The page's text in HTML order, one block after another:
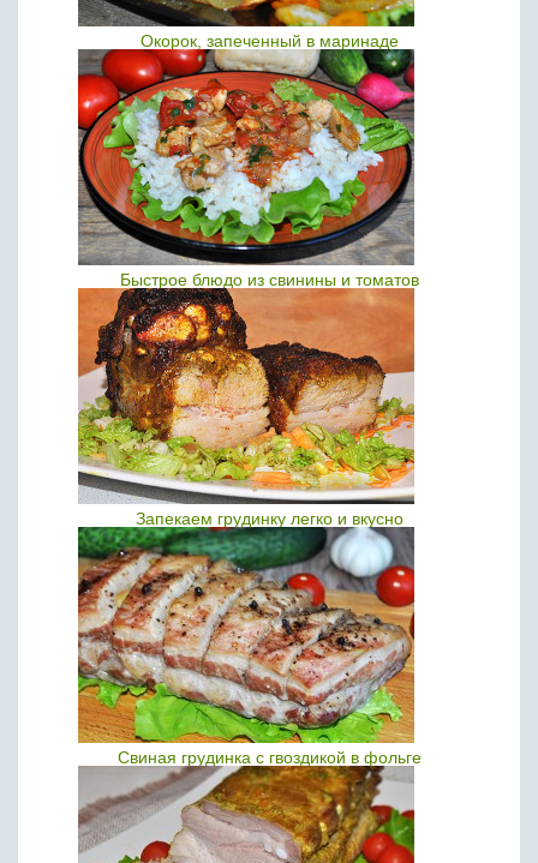
Окорок, запеченный в маринаде
Быстрое блюдо из свинины и томатов
Запекаем грудинку легко и вкусно
Свиная грудинка с гвоздикой в фольге